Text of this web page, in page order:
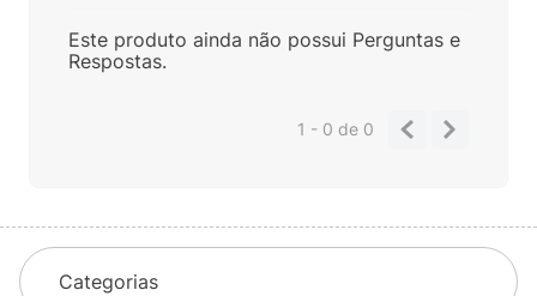
Este produto ainda não possui Perguntas e
Respostas.
1 - 0de 0
Categorias